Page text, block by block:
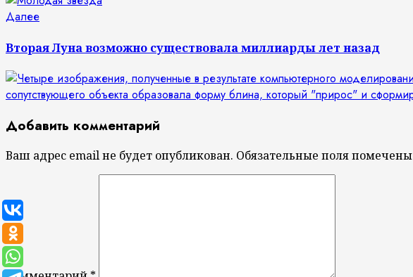
ДалееСледующая
Вторая Луна возможно существовала миллиарды лет назад
Добавить комментарий
Ваш адрес email не будет опубликован. Обязательные поля помечены